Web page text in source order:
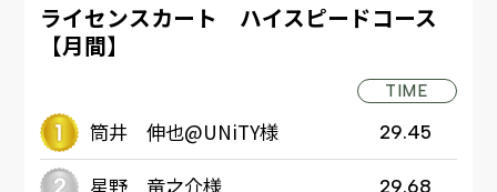
ライセンスカート ハイスピードコース
【月間】
TIME
筒井 伸也@UNiTY様 29.45
星野 竜之介様 29.68